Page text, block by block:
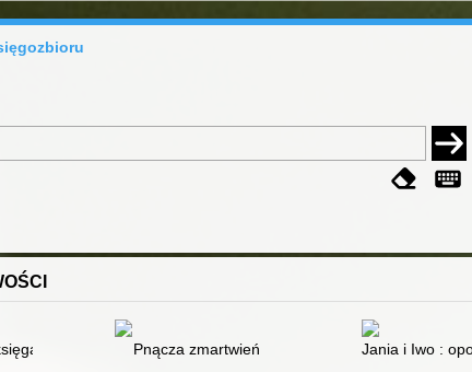
wspierać i rozumieć dziecko w spektrum autyzmu
autentycznościPnącza zmartwień Jania i Iwo :